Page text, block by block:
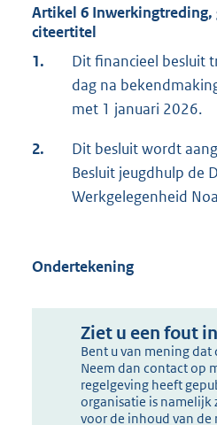
Artikel 6
citeertitel
1.
Dit financieel besluit
dag na
met 1 januari 2026.
2.
Dit besluit wordt
Besluit jeugdhulp de
Werkgelegenheid
Ondertekening
Ziet u een fout
Bent u van mening
Neem dan contact op
regelgeving heeft
organisatie is
voor de inhoud van de